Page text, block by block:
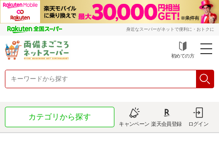
身近なスーパーがネットで便利に・おトクに
初めての方
カテゴリから探す
キャンペーン 楽天会員登録 ログイン